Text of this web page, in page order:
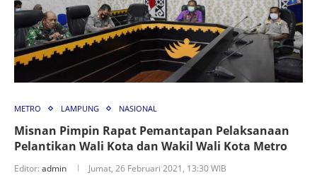
METRO LAMPUNG NASIONAL
Misnan Pimpin Rapat Pemantapan Pelaksanaan
Pelantikan Wali Kota dan Wakil Wali Kota Metro
Editor: admin Jumat, 26 Februari 2021, 13:30 WIB